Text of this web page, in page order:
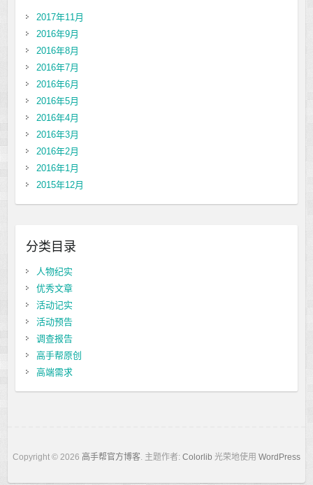
2017年11月
2016年9月
2016年8月
2016年7月
2016年6月
2016年5月
2016年4月
2016年3月
2016年2月
2016年1月
2015年12月
分类目录
人物纪实
优秀文章
活动记实
活动预告
调查报告
高手帮原创
高端需求
Copyright © 2026 高手帮官方博客. 主题作者: Colorlib 光荣地使用 WordPress